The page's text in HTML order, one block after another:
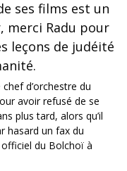
ses films est un
merci Radu pour
leçons de judéité
d’orchestre du
avoir refusé de se
plus tard, alors qu’il
hasard un fax du
du Bolchoï à